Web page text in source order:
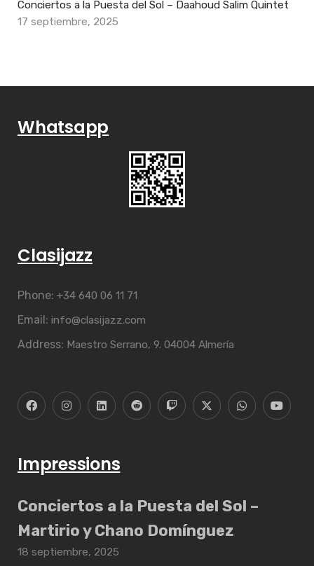
Conciertos a la Puesta del Sol – Daahoud Salim Quintet
17 septiembre, 2025
Whatsapp
Clasijazz
Phone: +34 640 06 11 71
Email: info@clasijazz.com
Address: Maestro Serrano, 9. 04004 Almería
Impressions
Conciertos a la Puesta del Sol –
Martirio y Chano Domínguez
18 septiembre, 2025